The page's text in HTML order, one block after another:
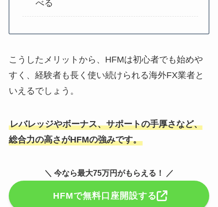
べる
こうしたメリットから、HFMは初心者でも始めや
すく、経験者も長く使い続けられる海外FX業者と
いえるでしょう。
レバレッジやボーナス、サポートの手厚さなど、
総合力の高さがHFMの強みです。
＼ 今なら最大75万円がもらえる！ ／
HFMで無料口座開設する